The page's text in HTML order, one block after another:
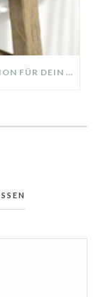
SCHLAFZIMMER MAKEOVER – INSPIRATION FÜR DEIN SCHLAFZIMMER: AUS ALT MACH NEU – HELL, GEMÜTLICH UND EINLADEND